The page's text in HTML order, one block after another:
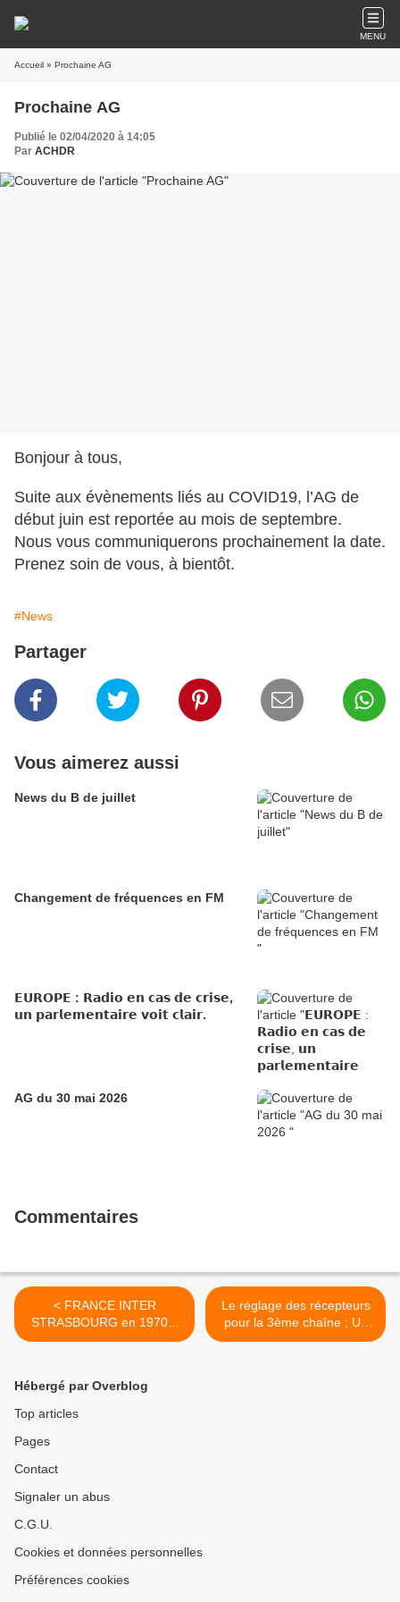
MENU
Accueil » Prochaine AG
Prochaine AG
Publié le 02/04/2020 à 14:05
Par ACHDR
Bonjour à tous,
Suite aux évènements liés au COVID19, l’AG de
début juin est reportée au mois de septembre.
Nous vous communiquerons prochainement la date.
Prenez soin de vous, à bientôt.
#News
Partager
Vous aimerez aussi
News du B de juillet
Changement de fréquences en FM
𝗘𝗨𝗥𝗢𝗣𝗘 : 𝗥𝗮𝗱𝗶𝗼 𝗲𝗻 𝗰𝗮𝘀 𝗱𝗲 𝗰𝗿𝗶𝘀𝗲,
𝘂𝗻 𝗽𝗮𝗿𝗹𝗲𝗺𝗲𝗻𝘁𝗮𝗶𝗿𝗲 𝘃𝗼𝗶𝘁 𝗰𝗹𝗮𝗶𝗿.
AG du 30 mai 2026
Commentaires
< FRANCE INTER
STRASBOURG en 1970...
Le réglage des récepteurs
pour la 3ème chaîne ; Un
téléspectateur qui a le choix
Hébergé par Overblog
Top articles
Pages
Contact
Signaler un abus
C.G.U.
Cookies et données personnelles
Préférences cookies